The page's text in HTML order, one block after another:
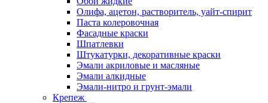
Олифа, ацетон, растворитель, уайт-спирит
Паста колеровочная
Фасадные краски
Шпатлевки
Штукатурки, декоративные краски
Эмали акриловые и масляные
Эмали алкидные
Эмали-нитро и грунт-эмали
Крепеж